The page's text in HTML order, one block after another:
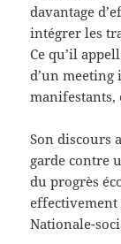
davantage
intégrer les
Ce qu’il
d’un
Son discours
garde contre
du progrès
effectivement
Nationale-